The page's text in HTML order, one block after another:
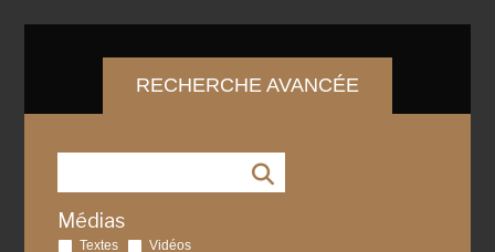
RECHERCHE AVANCÉE
Médias
Textes Vidéos